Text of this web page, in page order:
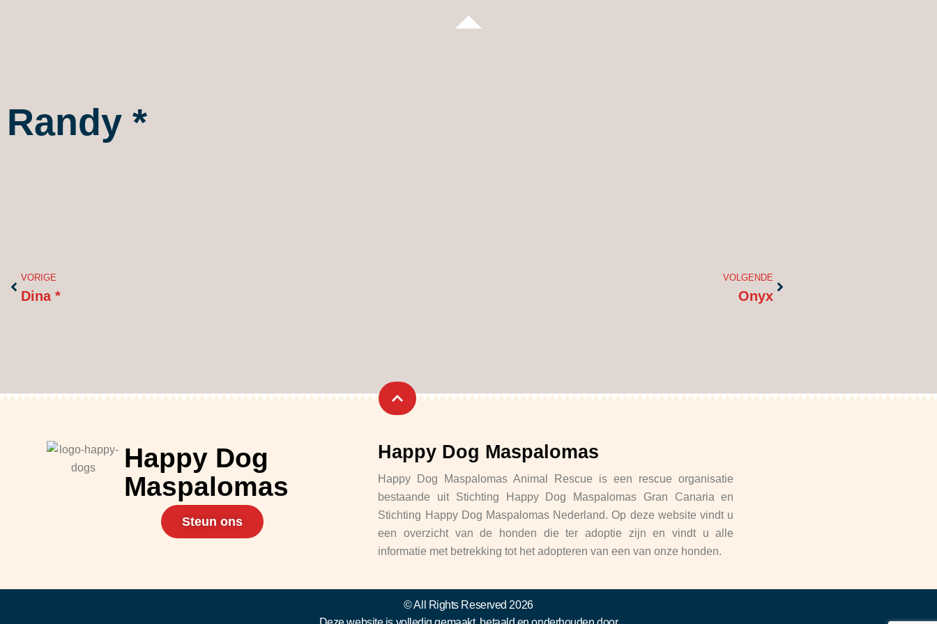
Randy *
Vorige
VORIGE
Dina *
VOLGENDE
Onyx
Happy Dog
Maspalomas
Steun ons
Happy Dog Maspalomas
Happy Dog Maspalomas Animal Rescue is een rescue organisatie
bestaande uit Stichting Happy Dog Maspalomas Gran Canaria en
Stichting Happy Dog Maspalomas Nederland. Op deze website vindt u
een overzicht van de honden die ter adoptie zijn en vindt u alle
informatie met betrekking tot het adopteren van een van onze honden.
© All Rights Reserved 2026